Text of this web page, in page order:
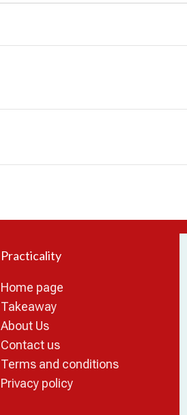
Practicality
Home page
Takeaway
About Us
Contact us
Terms and conditions
Privacy policy